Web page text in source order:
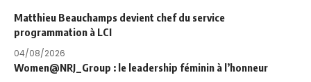
Matthieu Beauchamps devient chef du service
programmation à LCI
04/08/2026
Women@NRJ_Group : le leadership féminin à l’honneur